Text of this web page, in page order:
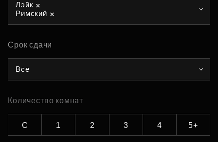
Лэйк
Римский
Срок сдачи
Все
Количество комнат
С 1 2 3 4 5+